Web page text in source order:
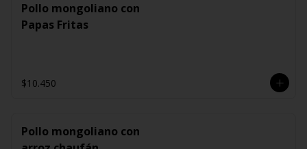
Pollo mongoliano con
Papas Fritas
$10.450
Pollo mongoliano con